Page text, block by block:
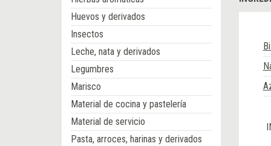
Huevos y derivados
Insectos
Leche, nata y derivados
Legumbres
Marisco
Material de cocina y pastelería
Material de servicio
Pasta, arroces, harinas y derivados